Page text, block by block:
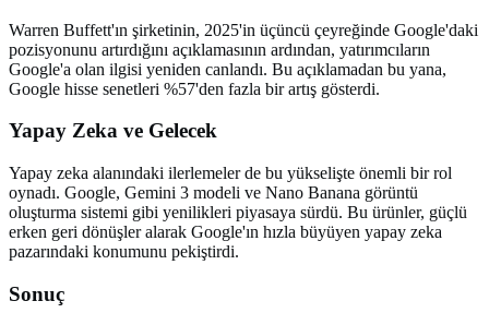
Warren Buffett'ın şirketinin, 2025'in üçüncü çeyreğinde Google'daki
pozisyonunu artırdığını açıklamasının ardından, yatırımcıların
Google'a olan ilgisi yeniden canlandı. Bu açıklamadan bu yana,
Google hisse senetleri %57'den fazla bir artış gösterdi.
Yapay Zeka ve Gelecek
Yapay zeka alanındaki ilerlemeler de bu yükselişte önemli bir rol
oynadı. Google, Gemini 3 modeli ve Nano Banana görüntü
oluşturma sistemi gibi yenilikleri piyasaya sürdü. Bu ürünler, güçlü
erken geri dönüşler alarak Google'ın hızla büyüyen yapay zeka
pazarındaki konumunu pekiştirdi.
Sonuç